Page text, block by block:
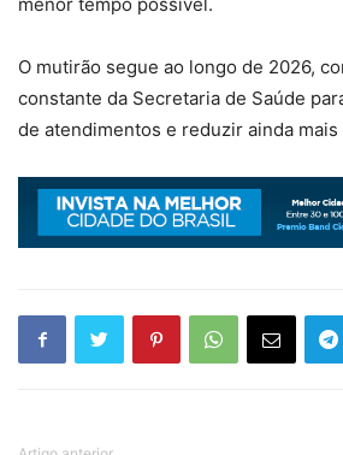
O mutirão segue ao longo de 2026,
constante da Secretaria de Saúde
de atendimentos e reduzir ainda mais